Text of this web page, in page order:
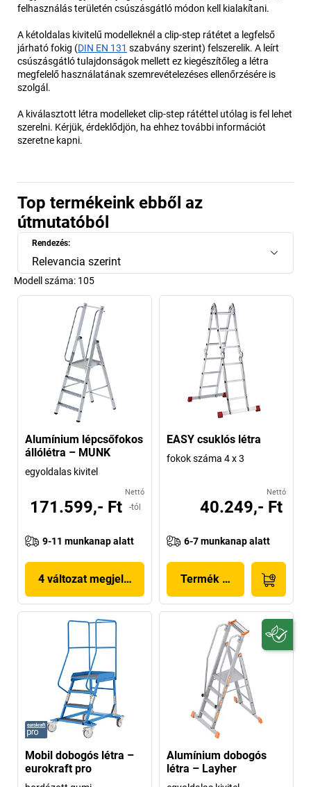
felhasználás területén csúszásgátló módon kell kialakítani.
A kétoldalas kivitelű modelleknél a clip-step rátétet a legfelső
járható fokig (DIN EN 131 szabvány szerint) felszerelik. A leírt
csúszásgátló tulajdonságok mellett ez kiegészítőleg a létra
megfelelő használatának szemrevételezéses ellenőrzésére is
szolgál.
A kiválasztott létra modelleket clip-step rátéttel utólag is fel lehet
szerelni. Kérjük, érdeklődjön, ha ehhez további információt
szeretne kapni.
Top termékeink ebből az
útmutatóból
Rendezés:
Relevancia szerint
Modell száma: 105
Alumínium lépcsőfokos
állólétra – MUNK
egyoldalas kivitel
Nettó
171.599,- Ft -tól
9-11 munkanap alatt
4 változat megjelenítése
EASY csuklós létra
fokok száma 4 x 3
Nettó
40.249,- Ft
6-7 munkanap alatt
Termék megjelenítése
Mobil dobogós létra –
eurokraft pro
Alumínium dobogós
létra – Layher